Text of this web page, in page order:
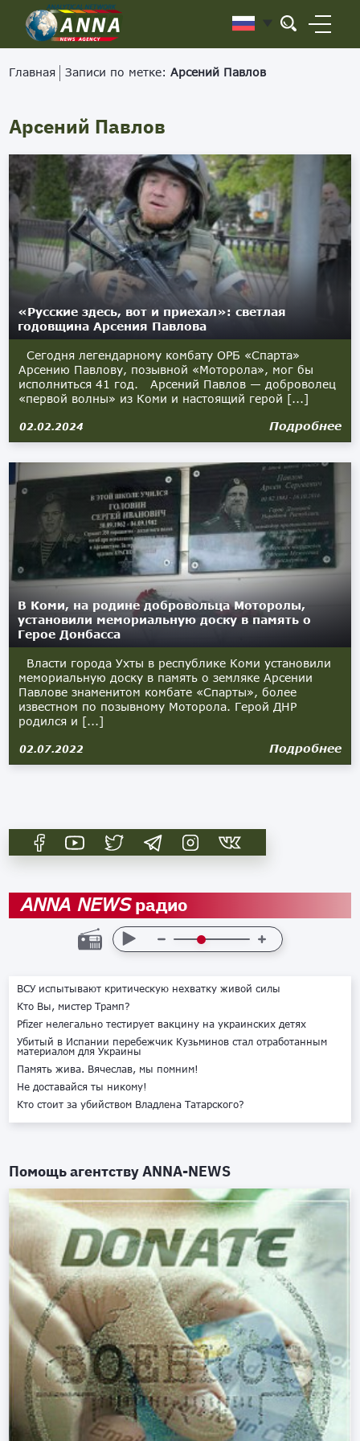
Главная Записи по метке:Арсений Павлов
Арсений Павлов
«Русские здесь, вот и приехал»: светлая
годовщина Арсения Павлова
Сегодня легендарному комбату ОРБ «Спарта»
Арсению Павлову, позывной «Моторола», мог бы
исполниться 41 год. Арсений Павлов — доброволец
«первой волны» из Коми и настоящий герой [...]
02.02.2024 Подробнее
В Коми, на родине добровольца Моторолы,
установили мемориальную доску в память о
Герое Донбасса
Власти города Ухты в республике Коми установили
мемориальную доску в память о земляке Арсении
Павлове знаменитом комбате «Спарты», более
известном по позывному Моторола. Герой ДНР
родился и [...]
02.07.2022 Подробнее
ANNA NEWSрадио
ВСУ испытывают критическую нехватку живой силы
Кто Вы, мистер Трамп?
Pfizer нелегально тестирует вакцину на украинских детях
Убитый в Испании перебежчик Кузьминов стал отработанным
материалом для Украины
Память жива. Вячеслав, мы помним!
Не доставайся ты никому!
Кто стоит за убийством Владлена Татарского?
Помощь агентствуANNA-NEWS